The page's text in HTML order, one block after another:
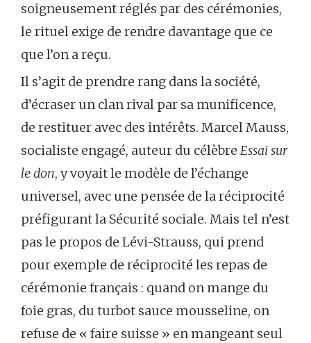
soigneusement réglés par des cérémonies,
le rituel exige de rendre davantage que ce
que l’on a reçu.
Il s’agit de prendre rang dans la société,
d’écraser un clan rival par sa munificence,
de restituer avec des intérêts. Marcel Mauss,
socialiste engagé, auteur du célèbre Essai sur
le don, y voyait le modèle de l’échange
universel, avec une pensée de la réciprocité
préfigurant la Sécurité sociale. Mais tel n’est
pas le propos de Lévi-Strauss, qui prend
pour exemple de réciprocité les repas de
cérémonie français : quand on mange du
foie gras, du turbot sauce mousseline, on
refuse de « faire suisse » en mangeant seul